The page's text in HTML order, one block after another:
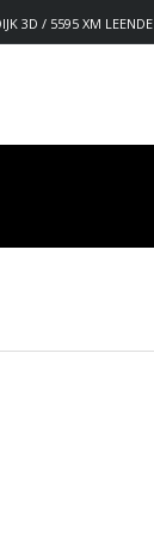
3D / 5595 XM LEENDE